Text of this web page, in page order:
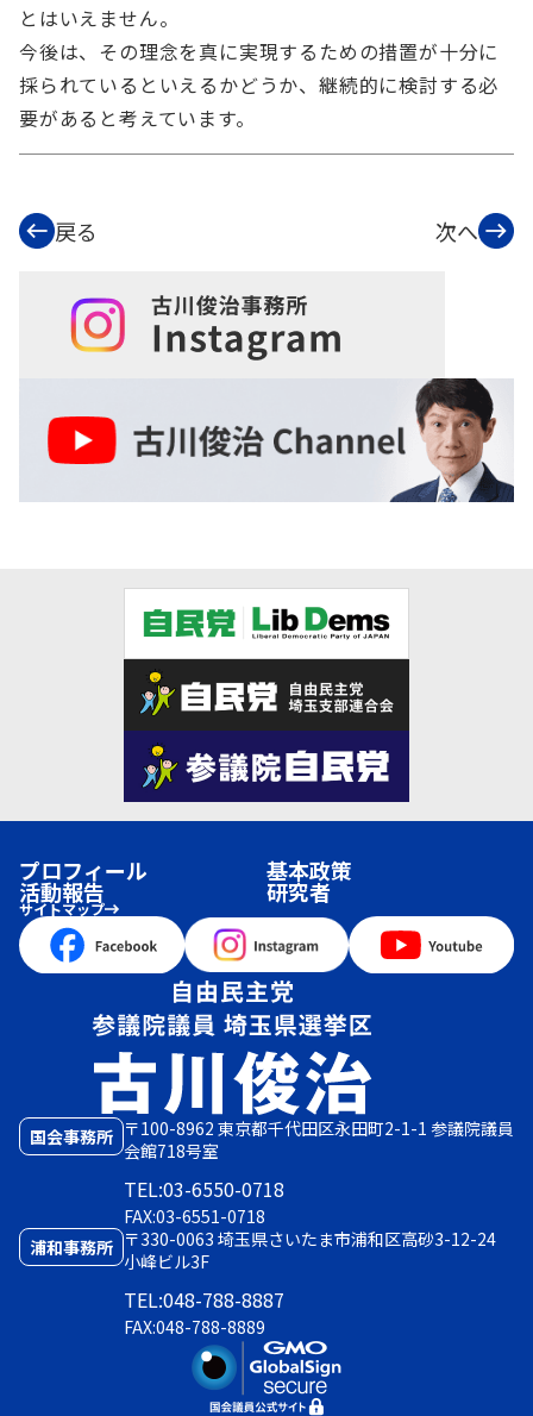
とはいえません。
今後は、その理念を真に実現するための措置が十分に
採られているといえるかどうか、継続的に検討する必
要があると考えています。
戻る 次へ
国会事務所 〒100-8962 東京都千代田区永田町2-1-1 参議院議員
会館718号室
TEL:03-6550-0718
FAX:03-6551-0718
浦和事務所 〒330-0063 埼玉県さいたま市浦和区高砂3-12-24
小峰ビル3F
TEL:048-788-8887
FAX:048-788-8889
プロフィール 基本政策
活動報告 研究者
サイトマップ